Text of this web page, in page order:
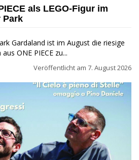
als LEGO-Figur im
Park
Gardaland ist im August die riesige
ONE PIECE zu...
Veröffentlicht am 7. August 2026